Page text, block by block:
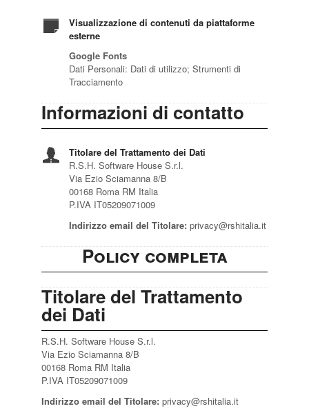
Visualizzazione di contenuti da piattaforme
esterne
Google Fonts
Dati Personali: Dati di utilizzo; Strumenti di
Tracciamento
Informazioni di contatto
Titolare del Trattamento dei Dati
R.S.H. Software House S.r.l.
Via Ezio Sciamanna 8/B
00168 Roma RM Italia
P.IVA IT05209071009
Indirizzo email del Titolare: privacy@rshitalia.it
Policy completa
Titolare del Trattamento
dei Dati
R.S.H. Software House S.r.l.
Via Ezio Sciamanna 8/B
00168 Roma RM Italia
P.IVA IT05209071009
Indirizzo email del Titolare: privacy@rshitalia.it